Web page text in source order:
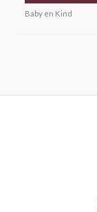
Baby en Kind